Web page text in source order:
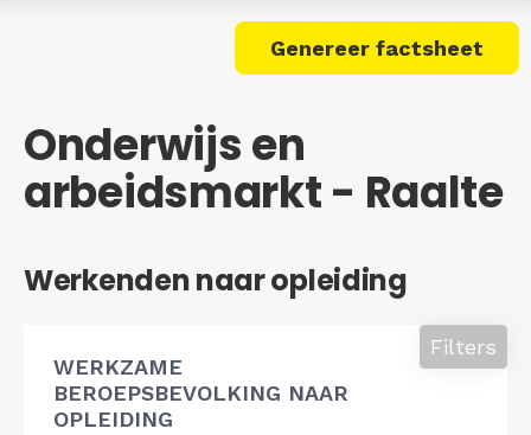
Genereer factsheet
Onderwijs en
arbeidsmarkt - Raalte
Werkenden naar opleiding
WERKZAME
BEROEPSBEVOLKING NAAR
OPLEIDING
Filters